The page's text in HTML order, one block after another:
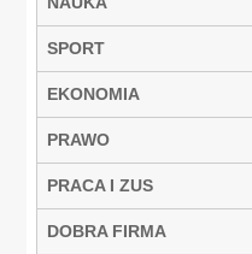
SPORT
EKONOMIA
PRAWO
PRACA I ZUS
DOBRA FIRMA